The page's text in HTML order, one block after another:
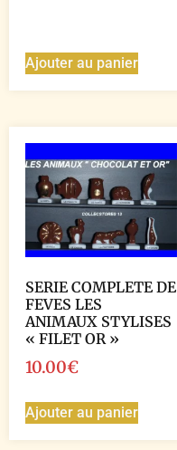
Ajouter au panier
SERIE COMPLETE DE
FEVES LES
ANIMAUX STYLISES
« FILET OR »
10.00€
Ajouter au panier